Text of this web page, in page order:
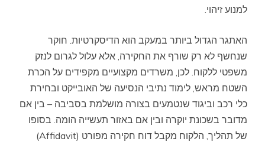
למנוע זיהוי.
האתגר הגדול ביותר במעקב הוא הדיסקרטיות. חוקר
שנחשף לא רק שורף את החקירה, אלא עלול לגרום לנזק
משפטי ללקוח. לכן, משרדים מקצועיים מקפידים על הכרת
השטח מראש, לימוד נתיבי הנסיעה של האובייקט ובחירת
כלי רכב וביגוד שנטמעים בצורה מושלמת בסביבה – בין אם
מדובר בשכונת יוקרה ובין אם באזור תעשייה הומה. בסופו
של תהליך, הלקוח מקבל דוח חקירה מפורט (Affidavit)